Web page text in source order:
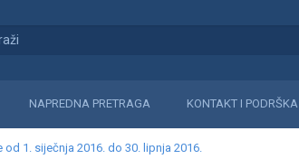
NAPREDNA PRETRAGA KONTAKT I PODRŠKA
1. siječnja 2016. do 30. lipnja 2016.